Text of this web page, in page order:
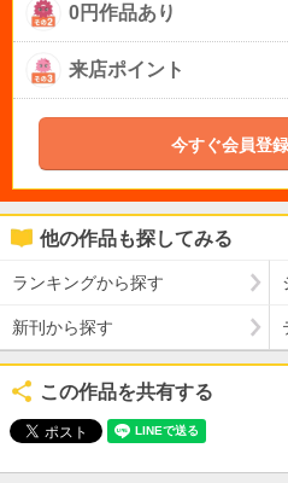
0円作品あり
来店ポイント
今すぐ会員登
他の作品も探してみる
ランキングから探す
新刊から探す
この作品を共有する